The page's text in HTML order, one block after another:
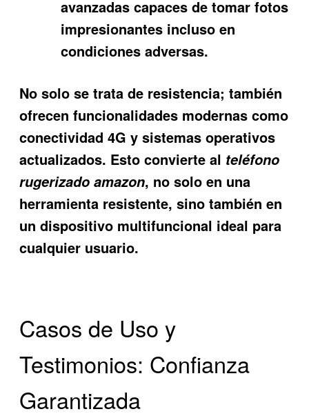
avanzadas capaces de tomar fotos
impresionantes incluso en
condiciones adversas.
No solo se trata de resistencia; también
ofrecen funcionalidades modernas como
conectividad 4G y sistemas operativos
actualizados. Esto convierte al teléfono
rugerizado amazon, no solo en una
herramienta resistente, sino también en
un dispositivo multifuncional ideal para
cualquier usuario.
Casos de Uso y
Testimonios: Confianza
Garantizada